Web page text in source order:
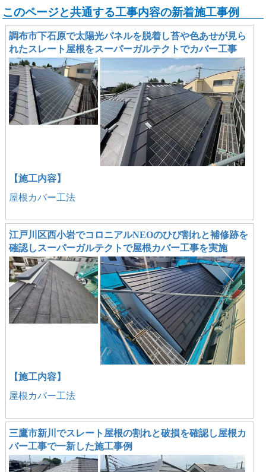
このページと共通する工事内容の新着施工事例
調布市下石原で太陽光パネルを脱着し苔や色あせが見ら
れたスレート屋根をスーパーガルテクトでカバー工事
【施工内容】
屋根カバー工法
江戸川区西小岩でコロニアルNEOのひび割れと補修跡を
確認しスーパーガルテクトで屋根カバー工事を実施
【施工内容】
屋根カバー工法
三鷹市新川でスレート屋根の割れと破損を確認し屋根カ
バー工事で一新した施工事例